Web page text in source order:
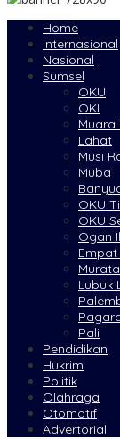
Home
Internasional
Nasional
Sumsel
OKU
OKI
Muara
Lahat
Musi
Muba
OKU
OKU
Ogan
Lubuk
Pali
Pendidikan
Hukrim
Politik
Olahraga
Otomotif
Advertorial